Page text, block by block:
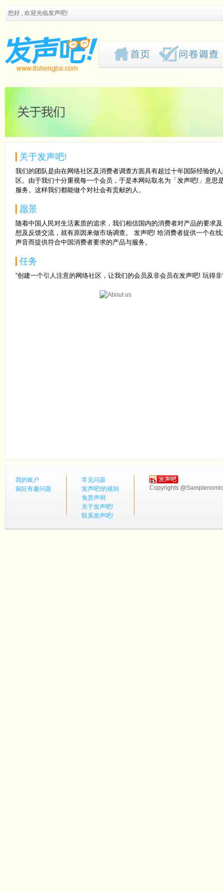
您好 , 欢迎光临发声吧!
关于发声吧!
我们的团队是由在网络社区及消费者调查方面具有超过十年国际经验的
区。由于我们十分重视每一个会员，于是本网站取名为「发声吧!」意
服务。这样我们都能做个对社会有贡献的人。
愿景
随着中国人民对生活素质的追求，我们相信国内的消费者对产品的要求
想及反馈交流，就有原因来做市场调查。 发声吧! 给消费者提供一个在
声音而提供符合中国消费者要求的产品与服务。
任务
“创建一个引人注意的网络社区，让我们的会员及非会员在发声吧! 玩得
我的账户
疯狂有趣问题
常见问题
发声吧!的规则
免责声明
关于发声吧!
联系发声吧!
Copyrights